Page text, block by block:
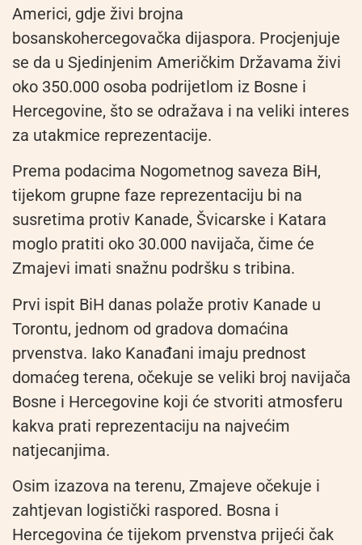
Americi, gdje živi brojna
bosanskohercegovačka dijaspora. Procjenjuje
se da u Sjedinjenim Američkim Državama živi
oko 350.000 osoba podrijetlom iz Bosne i
Hercegovine, što se odražava i na veliki interes
za utakmice reprezentacije.
Prema podacima Nogometnog saveza BiH,
tijekom grupne faze reprezentaciju bi na
susretima protiv Kanade, Švicarske i Katara
moglo pratiti oko 30.000 navijača, čime će
Zmajevi imati snažnu podršku s tribina.
Prvi ispit BiH danas polaže protiv Kanade u
Torontu, jednom od gradova domaćina
prvenstva. Iako Kanađani imaju prednost
domaćeg terena, očekuje se veliki broj navijača
Bosne i Hercegovine koji će stvoriti atmosferu
kakva prati reprezentaciju na najvećim
natjecanjima.
Osim izazova na terenu, Zmajeve očekuje i
zahtjevan logistički raspored. Bosna i
Hercegovina će tijekom prvenstva prijeći čak